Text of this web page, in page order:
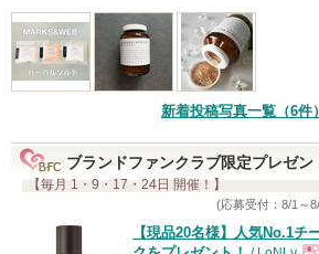
登
録
さ
れ
い
ま
新着投稿写真一覧（6件）
ブランドファンクラブ限定プレゼン
【毎月 1・9・17・24日 開催！】
(応募受付：8/1～
【現品20名様】人気No.1チ